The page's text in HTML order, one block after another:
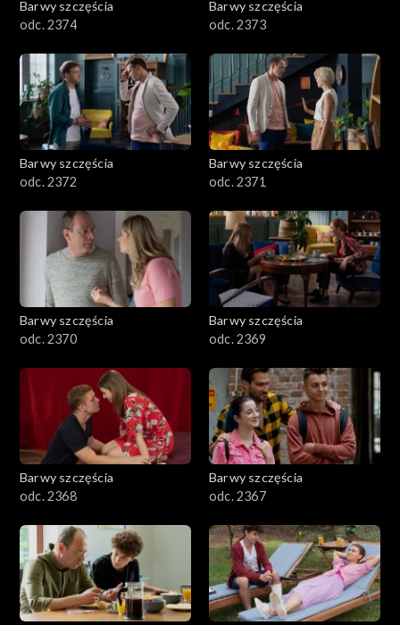
Barwy szczęścia
odc. 2374
Barwy szczęścia
odc. 2373
Barwy szczęścia
odc. 2372
Barwy szczęścia
odc. 2371
Barwy szczęścia
odc. 2370
Barwy szczęścia
odc. 2369
Barwy szczęścia
odc. 2368
Barwy szczęścia
odc. 2367